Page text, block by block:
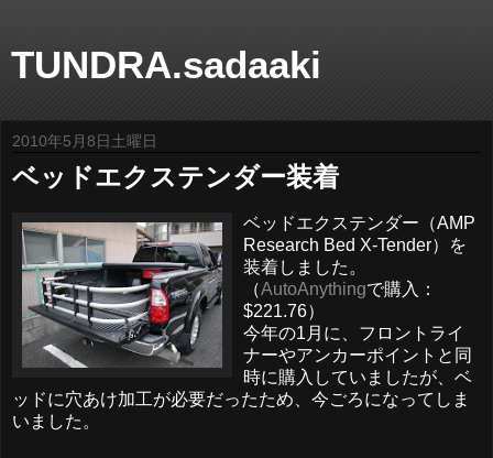
TUNDRA.sadaaki
2010年5月8日土曜日
ベッドエクステンダー装着
ベッドエクステンダー（AMP
Research Bed X-Tender）を
装着しました。
（AutoAnythingで購入：
$221.76）
今年の1月に、フロントライ
ナーやアンカーポイントと同
時に購入していましたが、ベ
ッドに穴あけ加工が必要だったため、今ごろになってしま
いました。